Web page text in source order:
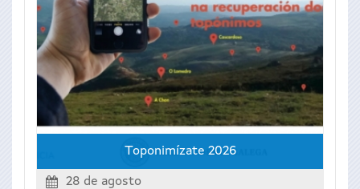
Toponimízate 2026
28 de agosto